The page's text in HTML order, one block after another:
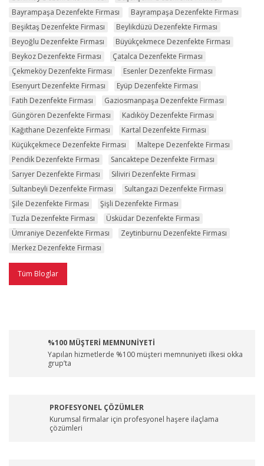
Bayrampaşa Dezenfekte Firması
Bayrampaşa Dezenfekte Firması
Beşiktaş Dezenfekte Firması
Beylikdüzü Dezenfekte Firması
Beyoğlu Dezenfekte Firması
Büyükçekmece Dezenfekte Firması
Beykoz Dezenfekte Firması
Çatalca Dezenfekte Firması
Çekmeköy Dezenfekte Firması
Esenler Dezenfekte Firması
Esenyurt Dezenfekte Firması
Eyüp Dezenfekte Firması
Fatih Dezenfekte Firması
Gaziosmanpaşa Dezenfekte Firması
Güngören Dezenfekte Firması
Kadıköy Dezenfekte Firması
Kağıthane Dezenfekte Firması
Kartal Dezenfekte Firması
Küçükçekmece Dezenfekte Firması
Maltepe Dezenfekte Firması
Pendik Dezenfekte Firması
Sancaktepe Dezenfekte Firması
Sarıyer Dezenfekte Firması
Siliviri Dezenfekte Firması
Sultanbeyli Dezenfekte Firması
Sultangazi Dezenfekte Firması
Şile Dezenfekte Firması
Şişli Dezenfekte Firması
Tuzla Dezenfekte Firması
Üsküdar Dezenfekte Firması
Ümraniye Dezenfekte Firması
Zeytinburnu Dezenfekte Firması
Merkez Dezenfekte Firması
Tüm Bloglar
%100 MÜŞTERİ MEMNUNİYETİ
Yapılan hizmetlerde %100 müşteri memnuniyeti ilkesi okka
grup’ta
PROFESYONEL ÇÖZÜMLER
Kurumsal firmalar için profesyonel haşere ilaçlama
çözümleri